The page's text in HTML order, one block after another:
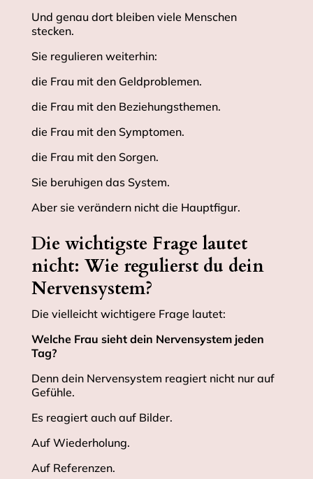
Und genau dort bleiben viele Menschen
stecken.
Sie regulieren weiterhin:
die Frau mit den Geldproblemen.
die Frau mit den Beziehungsthemen.
die Frau mit den Symptomen.
die Frau mit den Sorgen.
Sie beruhigen das System.
Aber sie verändern nicht die Hauptfigur.
Die wichtigste Frage lautet
nicht: Wie regulierst du dein
Nervensystem?
Die vielleicht wichtigere Frage lautet:
Welche Frau sieht dein Nervensystem jeden
Tag?
Denn dein Nervensystem reagiert nicht nur auf
Gefühle.
Es reagiert auch auf Bilder.
Auf Wiederholung.
Auf Referenzen.